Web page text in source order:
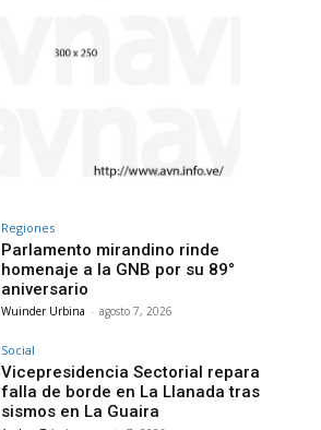
Regiones
Parlamento mirandino rinde
homenaje a la GNB por su 89°
aniversario
Wuinder Urbina - agosto 7, 2026
Social
Vicepresidencia Sectorial repara
falla de borde en La Llanada tras
sismos en La Guaira